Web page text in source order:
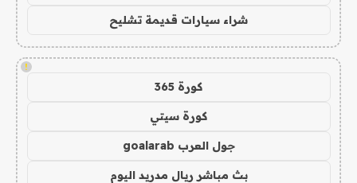
شراء سيارات قديمة تشليح
!
كورة 365
كورة سيتي
جول العرب goalarab
بث مباشر ريال مدريد اليوم